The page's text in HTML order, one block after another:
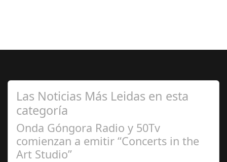
Las Noticias Más Leidas en esta
categoría
Onda Góngora Radio y 50Tv
comienzan a emitir “Concerts in the
Art Studio”